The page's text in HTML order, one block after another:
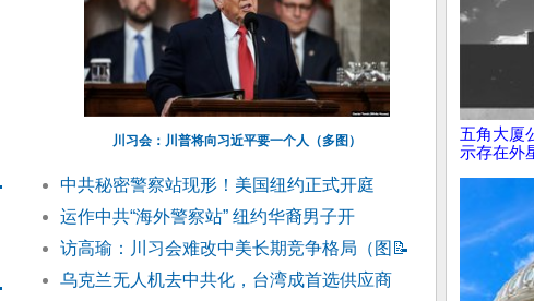
川习会：川普将向习近平要一个人（多图）
中共秘密警察站现形！美国纽约正式开庭
运作中共“海外警察站” 纽约华裔男子开
访高瑜：川习会难改中美长期竞争格局（图 📝
乌克兰无人机去中共化，台湾成首选供应商
五角大厦
示存在外